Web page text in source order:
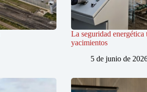
La seguridad energética
yacimientos
5 de junio de